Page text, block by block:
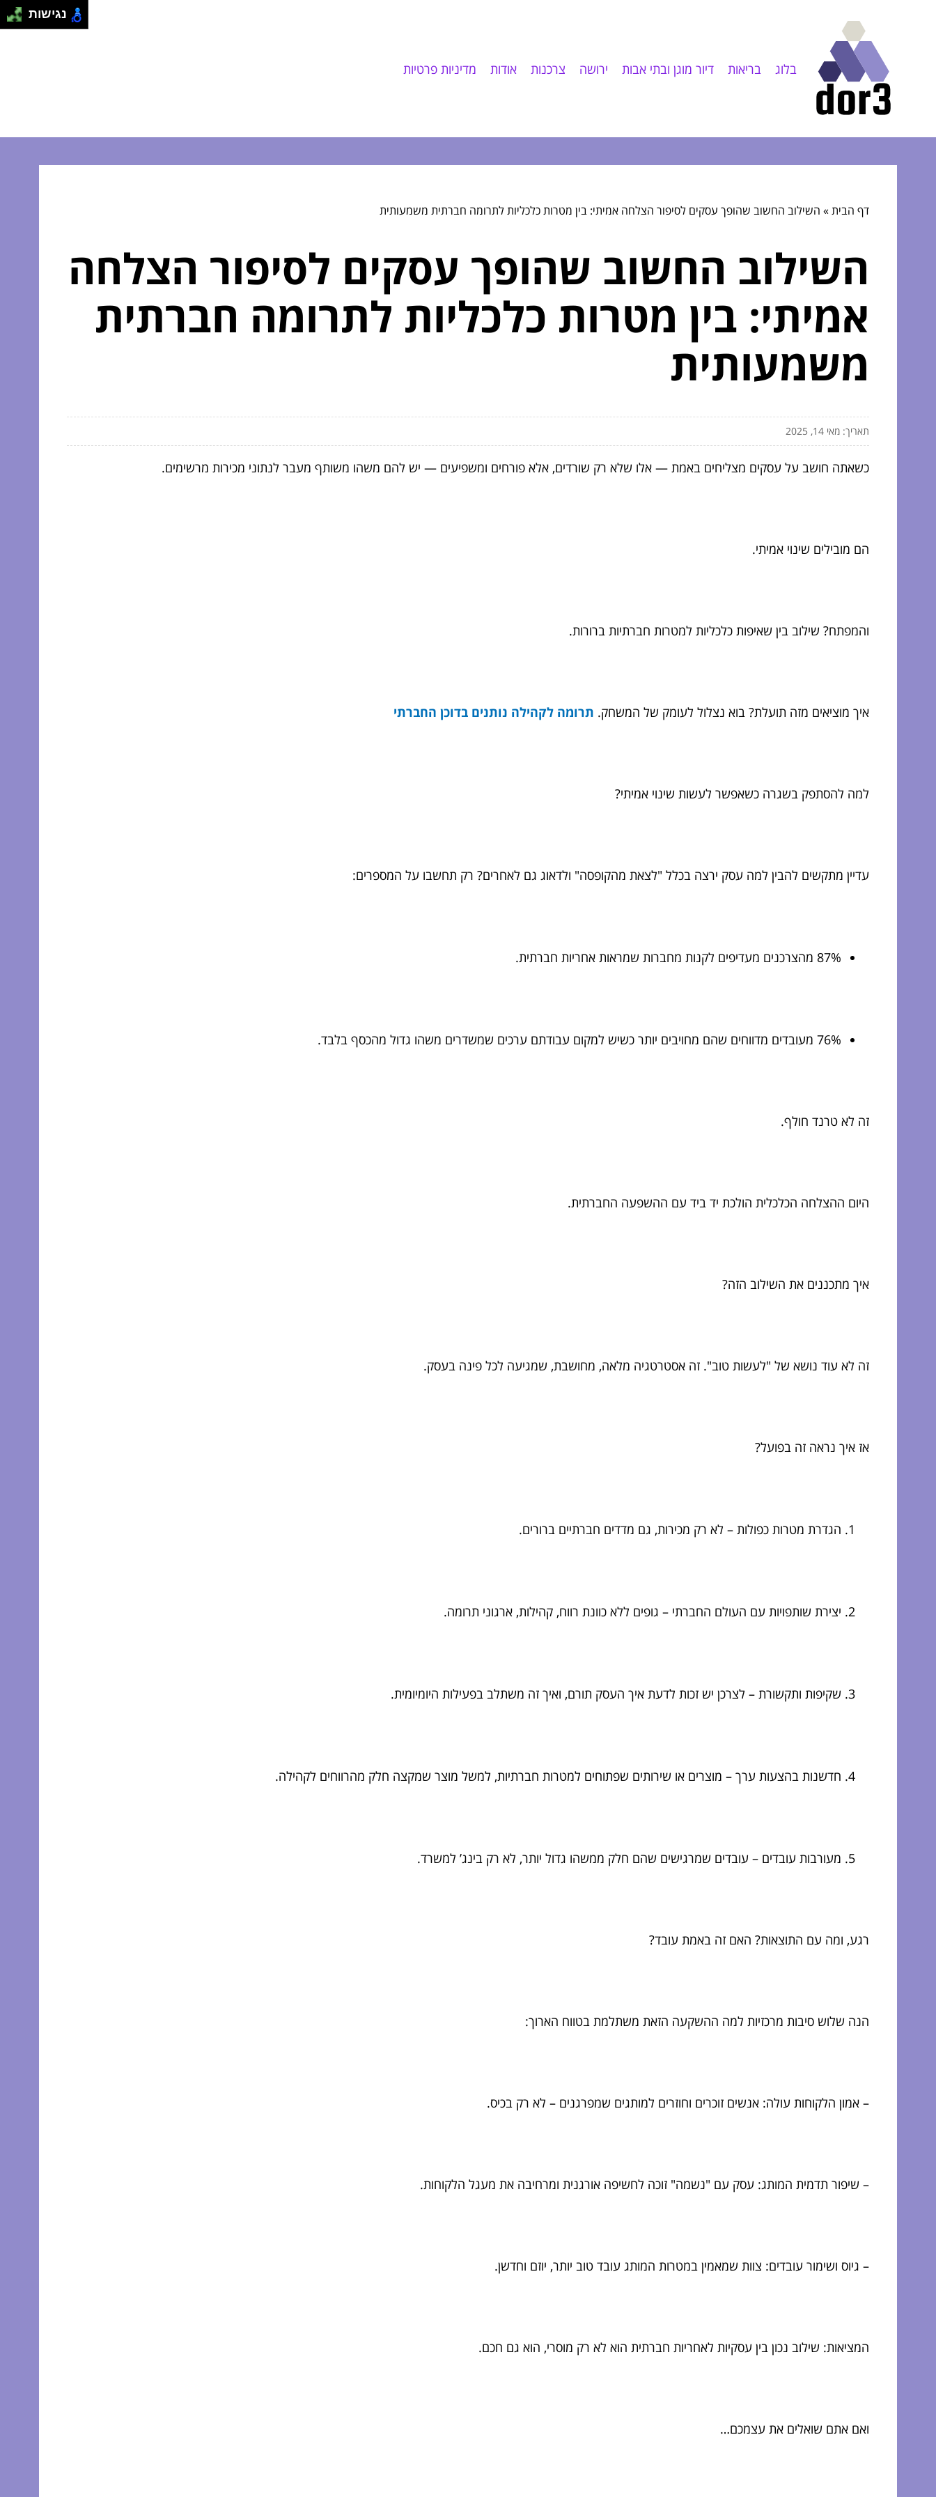
בלוג בריאות דיור מוגן ובתי אבות ירושה צרכנות אודות מדיניות פרטיות
דף הבית» השילוב החשוב שהופך עסקים לסיפור הצלחה אמיתי: בין מטרות כלכליות לתרומה חברתית משמעותית
השילוב החשוב שהופך עסקים לסיפור הצלחה
אמיתי: בין מטרות כלכליות לתרומה חברתית
משמעותית
תאריך: מאי 14, 2025
כשאתה חושב על עסקים מצליחים באמת — אלו שלא רק שורדים, אלא פורחים ומשפיעים — יש להם משהו משותף מעבר לנתוני מכירות מרשימים.
הם מובילים שינוי אמיתי.
והמפתח? שילוב בין שאיפות כלכליות למטרות חברתיות ברורות.
איך מוציאים מזה תועלת? בוא נצלול לעומק של המשחק. תרומה לקהילה נותנים בדוכן החברתי
למה להסתפק בשגרה כשאפשר לעשות שינוי אמיתי?
עדיין מתקשים להבין למה עסק ירצה בכלל "לצאת מהקופסה" ולדאוג גם לאחרים? רק תחשבו על המספרים:
87% מהצרכנים מעדיפים לקנות מחברות שמראות אחריות חברתית.
76% מעובדים מדווחים שהם מחויבים יותר כשיש למקום עבודתם ערכים שמשדרים משהו גדול מהכסף בלבד.
זה לא טרנד חולף.
היום ההצלחה הכלכלית הולכת יד ביד עם ההשפעה החברתית.
איך מתכננים את השילוב הזה?
זה לא עוד נושא של "לעשות טוב". זה אסטרטגיה מלאה, מחושבת, שמגיעה לכל פינה בעסק.
אז איך נראה זה בפועל?
הגדרת מטרות כפולות – לא רק מכירות, גם מדדים חברתיים ברורים.
יצירת שותפויות עם העולם החברתי – גופים ללא כוונת רווח, קהילות, ארגוני תרומה.
שקיפות ותקשורת – לצרכן יש זכות לדעת איך העסק תורם, ואיך זה משתלב בפעילות היומיומית.
חדשנות בהצעות ערך – מוצרים או שירותים שפתוחים למטרות חברתיות, למשל מוצר שמקצה חלק מהרווחים לקהילה.
מעורבות עובדים – עובדים שמרגישים שהם חלק ממשהו גדול יותר, לא רק בינג’ למשרד.
רגע, ומה עם התוצאות? האם זה באמת עובד?
הנה שלוש סיבות מרכזיות למה ההשקעה הזאת משתלמת בטווח הארוך:
– אמון הלקוחות עולה: אנשים זוכרים וחוזרים למותגים שמפרגנים – לא רק בכיס.
– שיפור תדמית המותג: עסק עם "נשמה" זוכה לחשיפה אורגנית ומרחיבה את מעגל הלקוחות.
– גיוס ושימור עובדים: צוות שמאמין במטרות המותג עובד טוב יותר, יוזם וחדשן.
המציאות: שילוב נכון בין עסקיות לאחריות חברתית הוא לא רק מוסרי, הוא גם חכם.
ואם אתם שואלים את עצמכם…
נגישות